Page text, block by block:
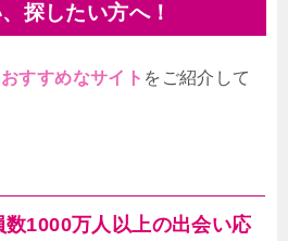
探したい方へ！
すすめなサイト をご紹介して
1000万人以上の出会い応